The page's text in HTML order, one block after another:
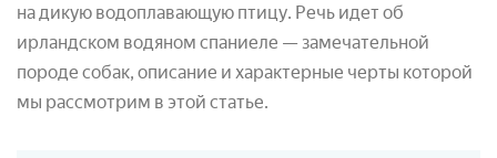
на дикую водоплавающую птицу. Речь идет об
ирландском водяном спаниеле — замечательной
породе собак, описание и характерные черты которой
мы рассмотрим в этой статье.